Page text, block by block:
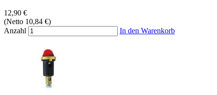
12,90 €
(Netto 10,84 €)
Anzahl
In den Warenkorb